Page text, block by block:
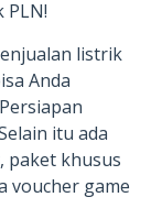
PLN!
listrik
Anda
itu ada
paket khusus
voucher game